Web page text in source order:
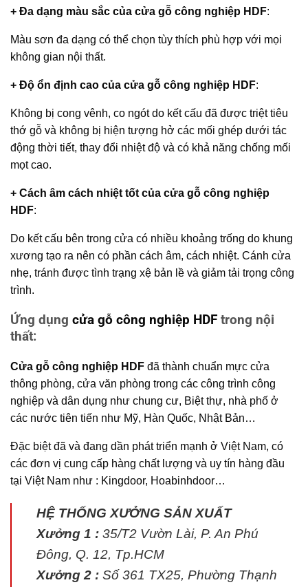
+ Đa dạng màu sắc của cửa gỗ công nghiệp HDF:
Màu sơn đa dạng có thể chọn tùy thích phù hợp với mọi
không gian nội thất.
+ Độ ổn định cao của cửa gỗ công nghiệp HDF:
Không bị cong vênh, co ngót do kết cấu đã được triệt tiêu
thớ gỗ và không bị hiện tượng hở các mối ghép dưới tác
động thời tiết, thay đổi nhiệt độ và có khả năng chống mối
mọt cao.
+ Cách âm cách nhiệt tốt của cửa gỗ công nghiệp
HDF:
Do kết cấu bên trong cửa có nhiều khoảng trống do khung
xương tạo ra nên có phần cách âm, cách nhiệt. Cánh cửa
nhẹ, tránh được tình trạng xệ bản lề và giảm tải trọng công
trình.
Ứng dụng cửa gỗ công nghiệp HDF trong nội
thất:
Cửa gỗ công nghiệp HDF đã thành chuẩn mực cửa
thông phòng, cửa văn phòng trong các công trình công
nghiệp và dân dụng như chung cư, Biệt thự, nhà phố ở
các nước tiên tiến như Mỹ, Hàn Quốc, Nhật Bản…
Đặc biệt đã và đang dần phát triển mạnh ở Việt Nam, có
các đơn vị cung cấp hàng chất lượng và uy tín hàng đầu
tại Việt Nam như : Kingdoor, Hoabinhdoor…
HỆ THỐNG XƯỞNG SẢN XUẤT
Xưởng 1 : 35/T2 Vườn Lài, P. An Phú
Đông, Q. 12, Tp.HCM
Xưởng 2 : Số 361 TX25, Phường Thạnh